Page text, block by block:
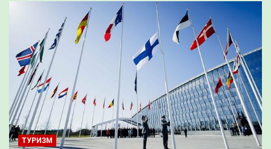
ТУРИЗМ